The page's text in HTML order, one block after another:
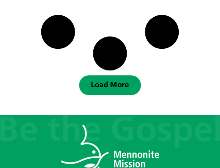
Load More